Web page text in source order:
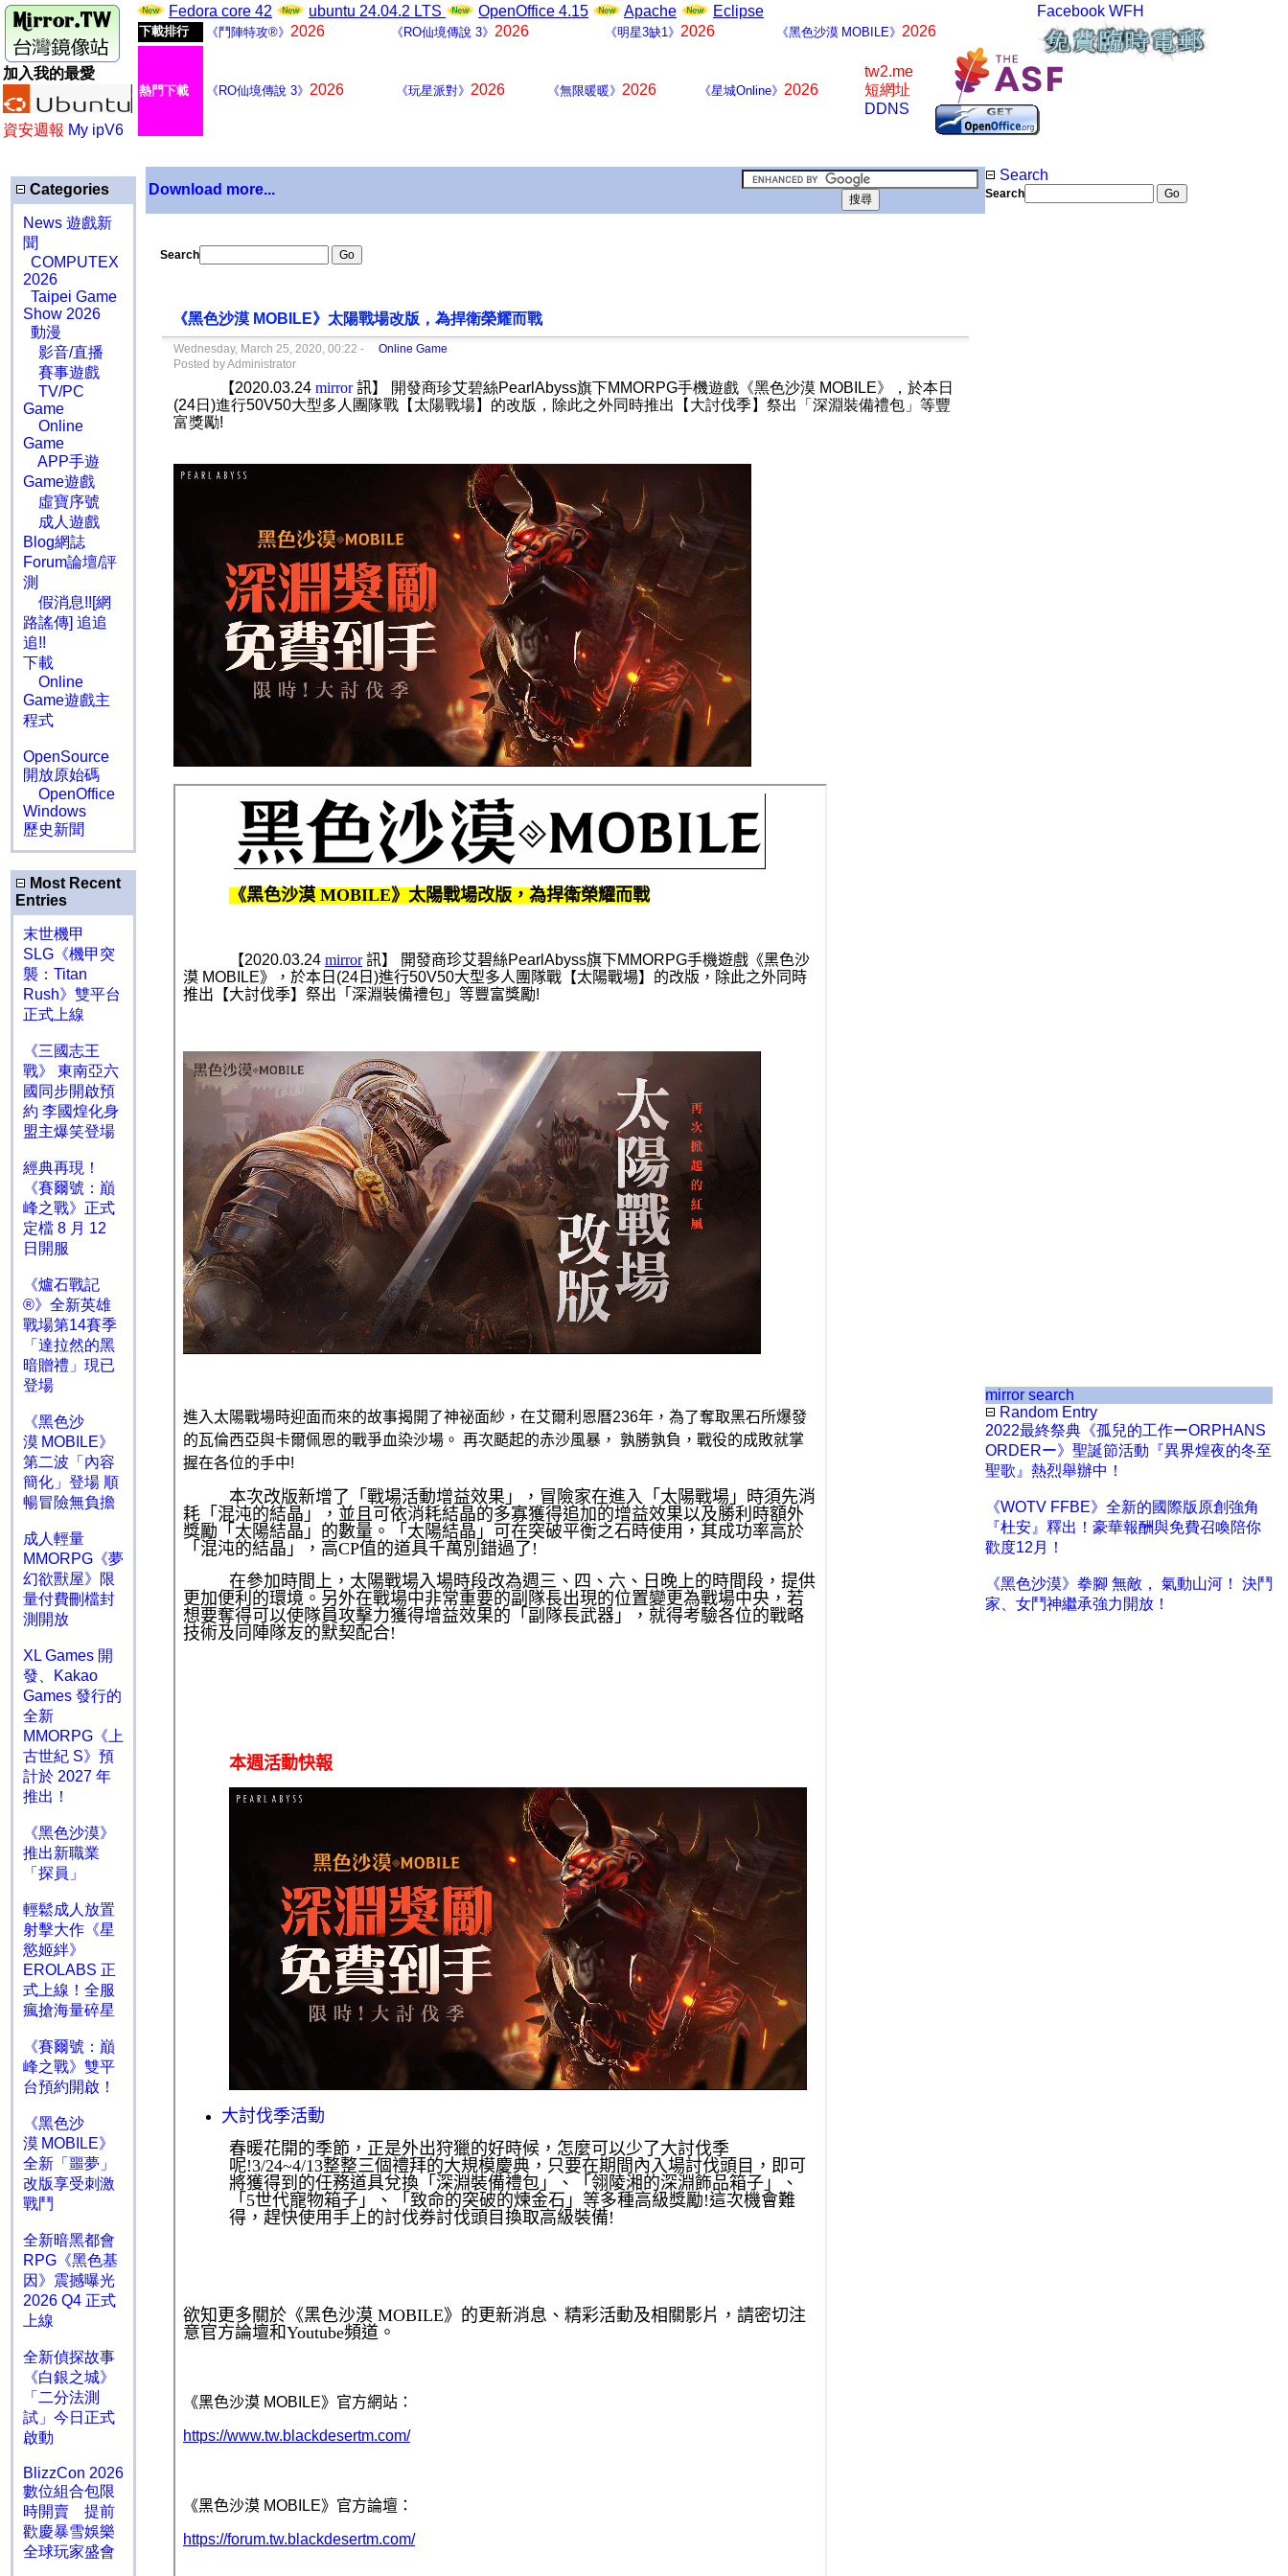
加入我的最愛
資安週報 My ipV6
Fedora core 42 ubuntu 24.04.2 LTS OpenOffice 4.15 Apache Eclipse
下載排行 《鬥陣特攻®》 2026 《RO仙境傳說 3》 2026 《明星3缺1》 2026 《黑色沙漠 MOBILE》 2026
熱門下載 《RO仙境傳說 3》 2026 《玩星派對》 2026 《無限暖暖》 2026 《星城Online》 2026
tw2.me
短網址
DDNS
Facebook WFH
Categories
News 遊戲新
聞
COMPUTEX
2026
Taipei Game
Show 2026
動漫
影音/直播
賽事遊戲
TV/PC
Game
Online
Game
APP手遊
Game遊戲
虛寶序號
成人遊戲
Blog網誌
Forum論壇/評
測
假消息!![網
路謠傳] 追追
追!!
下載
Online
Game遊戲主
程式
OpenSource
開放原始碼
OpenOffice
Windows
歷史新聞
Most Recent
Entries
末世機甲
SLG《機甲突
襲：Titan
Rush》雙平台
正式上線
《三國志王
戰》 東南亞六
國同步開啟預
約 李國煌化身
盟主爆笑登場
經典再現！
《賽爾號：巔
峰之戰》正式
定檔 8 月 12
日開服
《爐石戰記
®》全新英雄
戰場第14賽季
「達拉然的黑
暗贈禮」現已
登場
《黑色沙
漠 MOBILE》
第二波「內容
簡化」登場 順
暢冒險無負擔
成人輕量
MMORPG《夢
幻欲獸屋》限
量付費刪檔封
測開放
XL Games 開
發、Kakao
Games 發行的
全新
MMORPG《上
古世紀 S》預
計於 2027 年
推出！
《黑色沙漠》
推出新職業
「探員」
輕鬆成人放置
射擊大作《星
慾姬絆》
EROLABS 正
式上線！全服
瘋搶海量碎星
《賽爾號：巔
峰之戰》雙平
台預約開啟！
《黑色沙
漠 MOBILE》
全新「噩夢」
改版享受刺激
戰鬥
全新暗黑都會
RPG《黑色基
因》震撼曝光
2026 Q4 正式
上線
全新偵探故事
《白銀之城》
「二分法測
試」今日正式
啟動
BlizzCon 2026
數位組合包限
時開賣 提前
歡慶暴雪娛樂
全球玩家盛會
Download more...
Search
《黑色沙漠 MOBILE》太陽戰場改版，為捍衛榮耀而戰
Wednesday, March 25, 2020, 00:22 -
Online Game
Posted by Administrator
【2020.03.24 mirror 訊】 開發商珍艾碧絲PearlAbyss旗下MMORPG手機遊戲《黑色沙漠 MOBILE》，於本日
(24日 )進行50V50大型多人團隊戰【太陽戰場】的改版，除此之外同時推出【大討伐季】祭出「深淵裝備禮包」等豐
富獎勵!
Search
Search
mirror search
Random Entry
2022最終祭典《孤兒的工作ーORPHANS
ORDERー》聖誕節活動『異界煌夜的冬至
聖歌』熱烈舉辦中！
《WOTV FFBE》全新的國際版原創強角
『杜安』釋出！豪華報酬與免費召喚陪你
歡度12月！
《黑色沙漠》拳腳 無敵， 氣動山河！ 決鬥
家、女鬥神繼承強力開放！